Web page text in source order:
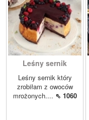
Leśny sernik
Leśny sernik który
zrobiłam z owoców
mrożonych.... ⇖ 1060